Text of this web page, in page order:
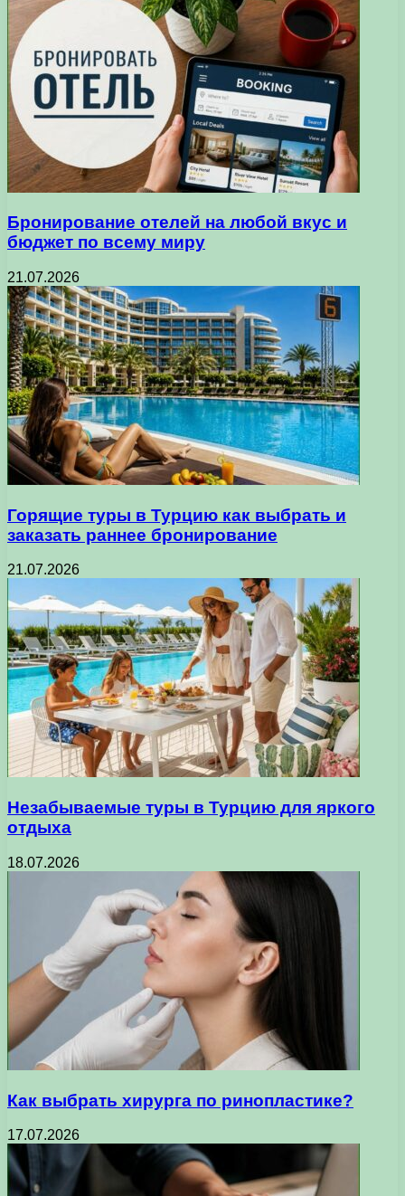
Бронирование отелей на любой вкус и
бюджет по всему миру
21.07.2026
Горящие туры в Турцию как выбрать и
заказать раннее бронирование
21.07.2026
Незабываемые туры в Турцию для яркого
отдыха
18.07.2026
Как выбрать хирурга по ринопластике?
17.07.2026